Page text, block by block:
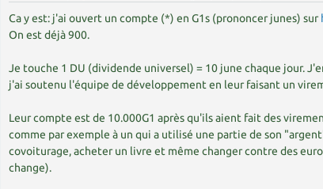
Ca y est: j'ai ouvert un compte (*) en G1s (prononcer junes) sur
On est déjà 900.
Je touche 1 DU (dividende universel) = 10 june chaque jour.
j'ai soutenu l'équipe de développement en leur faisant un
Leur compte est de 10.000G1 après qu'ils aient fait des
comme par exemple à un qui a utilisé une partie de son
covoiturage, acheter un livre et même changer contre des
change).